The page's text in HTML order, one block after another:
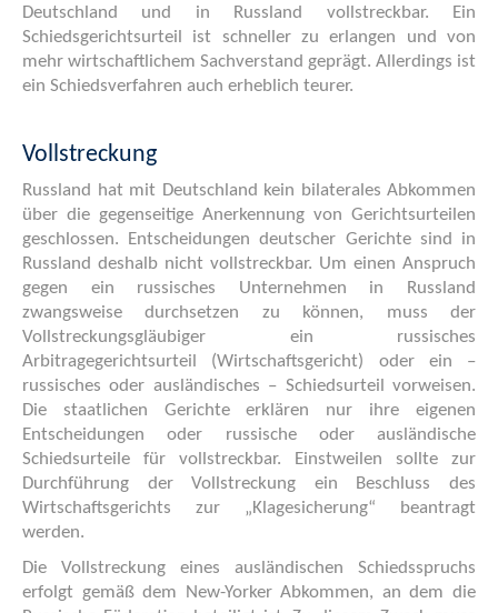
Deutschland und in Russland vollstreckbar. Ein
Schiedsgerichtsurteil ist schneller zu erlangen und von
mehr wirtschaftlichem Sachverstand geprägt. Allerdings ist
ein Schiedsverfahren auch erheblich teurer.
Vollstreckung
Russland hat mit Deutschland kein bilaterales Abkommen
über die gegenseitige Anerkennung von Gerichtsurteilen
geschlossen. Entscheidungen deutscher Gerichte sind in
Russland deshalb nicht vollstreckbar. Um einen Anspruch
gegen ein russisches Unternehmen in Russland
zwangsweise durchsetzen zu können, muss der
Vollstreckungsgläubiger ein russisches
Arbitragegerichtsurteil (Wirtschaftsgericht) oder ein –
russisches oder ausländisches – Schiedsurteil vorweisen.
Die staatlichen Gerichte erklären nur ihre eigenen
Entscheidungen oder russische oder ausländische
Schiedsurteile für vollstreckbar. Einstweilen sollte zur
Durchführung der Vollstreckung ein Beschluss des
Wirtschaftsgerichts zur „Klagesicherung“ beantragt
werden.
Die Vollstreckung eines ausländischen Schiedsspruchs
erfolgt gemäß dem New-Yorker Abkommen, an dem die